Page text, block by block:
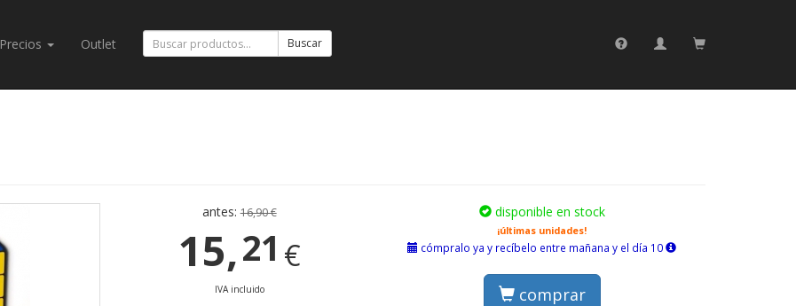
Precios Outlet Buscar
antes:16,90 €
15,21 €
IVA incluido
disponible en stock
¡últimas unidades!
cómpralo ya y recíbelo entre mañana y el día 10
comprar